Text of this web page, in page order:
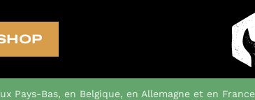
aux Pays-Bas, en Belgique, en Allemagne et en